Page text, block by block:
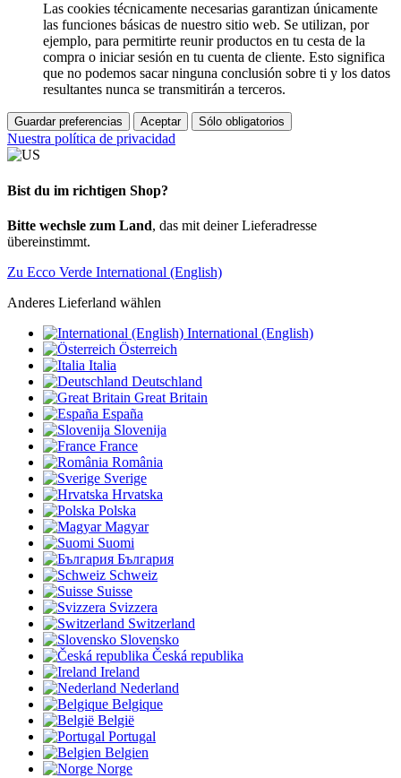
Las cookies técnicamente necesarias garantizan únicamente
las funciones básicas de nuestro sitio web. Se utilizan, por
ejemplo, para permitirte reunir productos en tu cesta de la
compra o iniciar sesión en tu cuenta de cliente. Esto significa
que no podemos sacar ninguna conclusión sobre ti y los datos
resultantes nunca se transmitirán a terceros.
Guardar preferencias Aceptar Sólo obligatorios
Nuestra política de privacidad
Bist du im richtigen Shop?
Bitte wechsle zum Land, das mit deiner Lieferadresse
übereinstimmt.
Zu Ecco Verde International (English)
Anderes Lieferland wählen
International (English)
Österreich
Italia
Deutschland
Great Britain
España
Slovenija
France
România
Sverige
Hrvatska
Polska
Magyar
Suomi
България
Schweiz
Suisse
Svizzera
Switzerland
Slovensko
Česká republika
Ireland
Nederland
Belgique
België
Portugal
Belgien
Norge